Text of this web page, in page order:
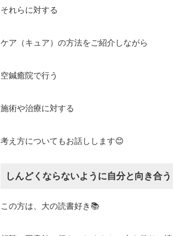
それらに対する
ケア（キュア）の方法をご紹介しながら
空鍼癒院で行う
施術や治療に対する
考え方についてもお話しします😊
しんどくならないように自分と向き合う
この方は、大の読書好き📚